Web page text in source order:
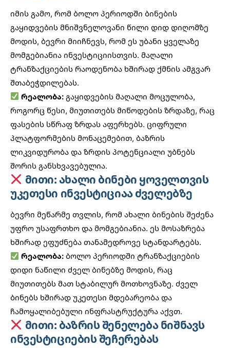
იმის გამო, რომ ბოლო პერიოდში ბინების
გაყიდვების მნიშვნელოვანი წილი დიდ დიღომზე
მოდის, ბევრი მიიჩნევს, რომ ეს უბანი ყველაზე
მომგებიანია ინვესტიციისთვის. მაღალი
ტრანზაქციების რაოდენობა ხშირად ქმნის ამგვარ
შთაბეჭდილებას.
რეალობა: გაყიდვების მაღალი მოცულობა,
როგორც წესი, მიუთითებს მიწოდების ზრდაზე, რაც
ფასების სწრაფ ზრდას აფერხებს. ციფრული
პლატფორმების მონაცემებით, ბაზრის
ლიკვიდურობა და ზრდის პოტენციალი უბნებს
შორის განსხვავებულია.
მითი: ახალი ბინები ყოველთვის
უკეთესი ინვესტიციაა ძველებზე
ბევრი მეწარმე თვლის, რომ ახალი ბინების შეძენა
უფრო უსაფრთხო და მომგებიანია. ეს მოსაზრება
ხშირად ეფუძნება თანამედროვე სტანდარტებს.
რეალობა: ბოლო პერიოდში ტრანზაქციების
დიდი ნაწილი ძველ ბინებზე მოდის, რაც
მიუთითებს მათ სტაბილურ მოთხოვნაზე. ძველ
ბინებს ხშირად უკეთესი მდებარეობა და
ჩამოყალიბებული ინფრასტრუქტურა აქვთ.
მითი: ბაზრის შენელება ნიშნავს
ინვესტიციების შეჩერებას